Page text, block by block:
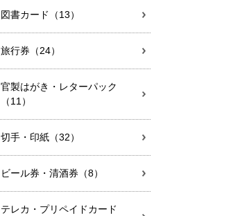
図書カード（13）
旅行券（24）
官製はがき・レターパック
（11）
切手・印紙（32）
ビール券・清酒券（8）
テレカ・プリペイドカード